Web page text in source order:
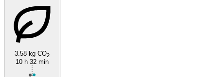
3.58 kg CO2
10 h 32 min